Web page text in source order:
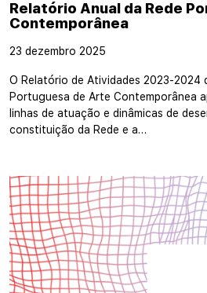
Relatório Anual da Rede
Contemporânea
23 dezembro 2025
O Relatório de Atividades 2023-2024
Portuguesa de Arte Contemporânea
linhas de atuação e dinâmicas de
constituição da Rede e a…